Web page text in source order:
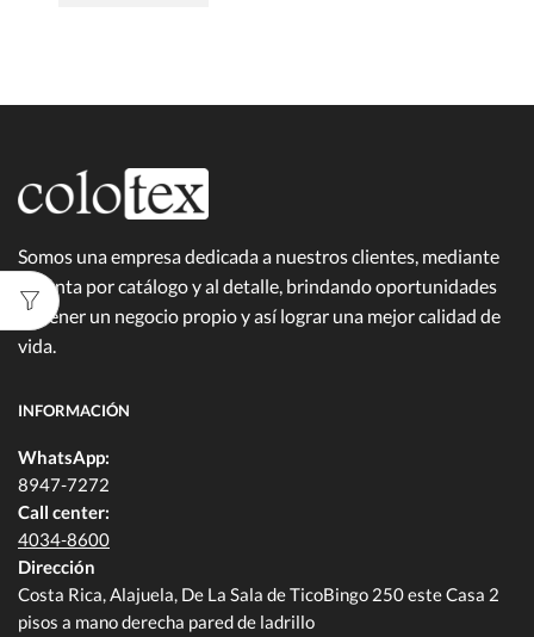
Somos una empresa dedicada a nuestros clientes, mediante
la venta por catálogo y al detalle, brindando oportunidades
de tener un negocio propio y así lograr una mejor calidad de
vida.
INFORMACIÓN
WhatsApp:
8947-7272
Call center:
4034-8600
Dirección
Costa Rica, Alajuela, De La Sala de TicoBingo 250 este Casa 2
pisos a mano derecha pared de ladrillo